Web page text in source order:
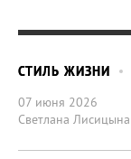
СТИЛЬ ЖИЗНИ
07 июня 2026
Светлана Лисицына